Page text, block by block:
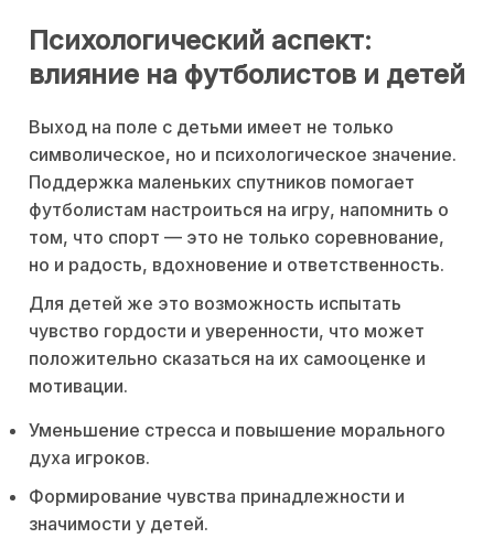
Психологический аспект:
влияние на футболистов и детей
Выход на поле с детьми имеет не только
символическое, но и психологическое значение.
Поддержка маленьких спутников помогает
футболистам настроиться на игру, напомнить о
том, что спорт — это не только соревнование,
но и радость, вдохновение и ответственность.
Для детей же это возможность испытать
чувство гордости и уверенности, что может
положительно сказаться на их самооценке и
мотивации.
Уменьшение стресса и повышение морального
духа игроков.
Формирование чувства принадлежности и
значимости у детей.